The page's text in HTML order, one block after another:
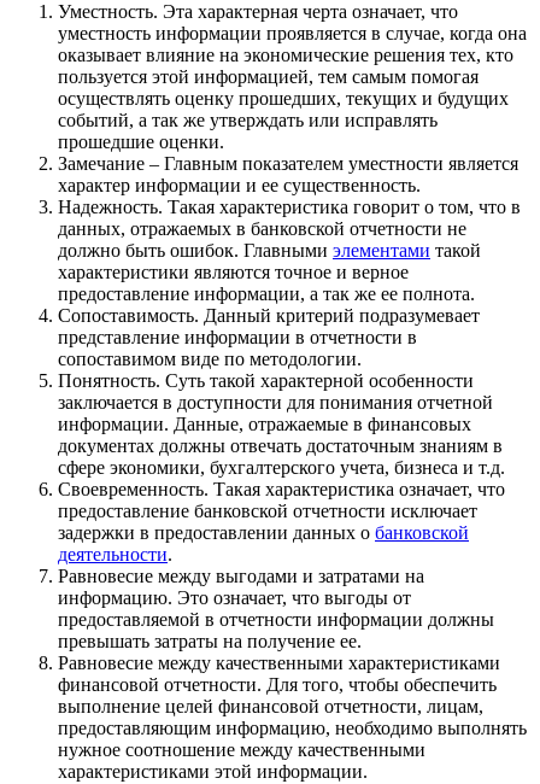
Уместность. Эта характерная черта означает, что
уместность информации проявляется в случае, когда она
оказывает влияние на экономические решения тех, кто
пользуется этой информацией, тем самым помогая
осуществлять оценку прошедших, текущих и будущих
событий, а так же утверждать или исправлять
прошедшие оценки.
Замечание – Главным показателем уместности является
характер информации и ее существенность.
Надежность. Такая характеристика говорит о том, что в
данных, отражаемых в банковской отчетности не
должно быть ошибок. Главными элементами такой
характеристики являются точное и верное
предоставление информации, а так же ее полнота.
Сопоставимость. Данный критерий подразумевает
представление информации в отчетности в
сопоставимом виде по методологии.
Понятность. Суть такой характерной особенности
заключается в доступности для понимания отчетной
информации. Данные, отражаемые в финансовых
документах должны отвечать достаточным знаниям в
сфере экономики, бухгалтерского учета, бизнеса и т.д.
Своевременность. Такая характеристика означает, что
предоставление банковской отчетности исключает
задержки в предоставлении данных о банковской
деятельности.
Равновесие между выгодами и затратами на
информацию. Это означает, что выгоды от
предоставляемой в отчетности информации должны
превышать затраты на получение ее.
Равновесие между качественными характеристиками
финансовой отчетности. Для того, чтобы обеспечить
выполнение целей финансовой отчетности, лицам,
предоставляющим информацию, необходимо выполнять
нужное соотношение между качественными
характеристиками этой информации.